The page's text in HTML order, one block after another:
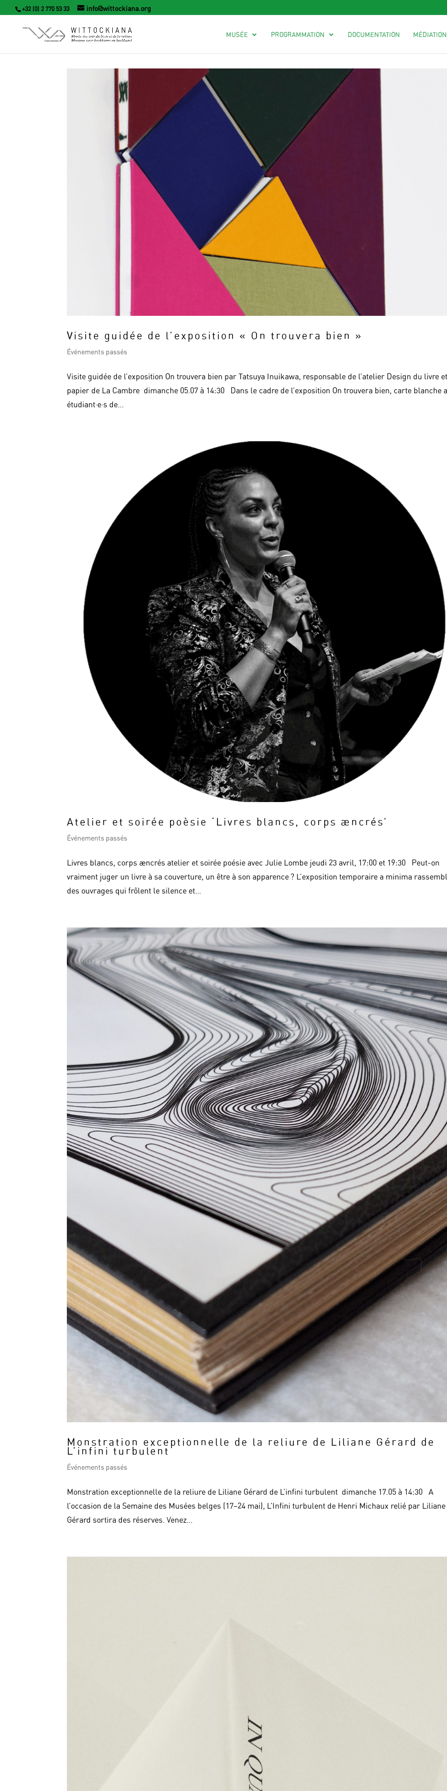
+32 (0) 2 770 53 33 info@wittockiana.org
MUSÉE PROGRAMMATION DOCUMENTATION
Visite guidée de l’exposition « On trouvera bien »
Événements passés
Visite guidée de l’exposition On trouvera bien par Tatsuya Inuikawa, responsable de l’atelier Design du livre
papier de La Cambre dimanche 05.07 à 14:30 Dans le cadre de l’exposition On trouvera bien, carte blanche
étudiant·e·s de...
Atelier et soirée poèsie ‘Livres blancs, corps æncrés’
Événements passés
Livres blancs, corps æncrés atelier et soirée poésie avec Julie Lombe jeudi 23 avril, 17:00 et 19:30 Peut-on
vraiment juger un livre à sa couverture, un être à son apparence ? L’exposition temporaire a minima
des ouvrages qui frôlent le silence et...
Monstration exceptionnelle de la reliure de Liliane Gérard de
L’infini turbulent
Événements passés
Monstration exceptionnelle de la reliure de Liliane Gérard de L’infini turbulent dimanche 17.05 à 14:30 A
l’occasion de la Semaine des Musées belges (17–24 mai), L’Infini turbulent de Henri Michaux relié par Liliane
Gérard sortira des réserves. Venez...